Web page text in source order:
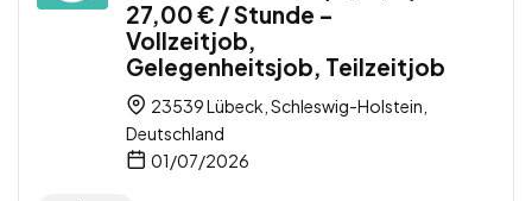
27,00 € / Stunde –
Vollzeitjob,
Gelegenheitsjob, Teilzeitjob
23539 Lübeck, Schleswig-Holstein,
Deutschland
01/07/2026